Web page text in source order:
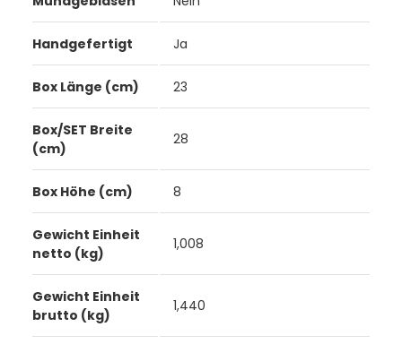
Handgefertigt Ja
Box Länge (cm) 23
Box/SET Breite
(cm)
28
Box Höhe (cm) 8
Gewicht Einheit
netto (kg)
1,008
Gewicht Einheit
brutto (kg)
1,440